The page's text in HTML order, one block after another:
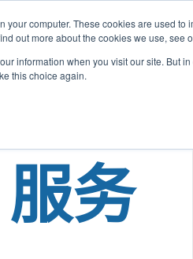
your computer. These cookies are used
out more about the cookies we use, see
information when you visit our site. But
this choice again.
服务